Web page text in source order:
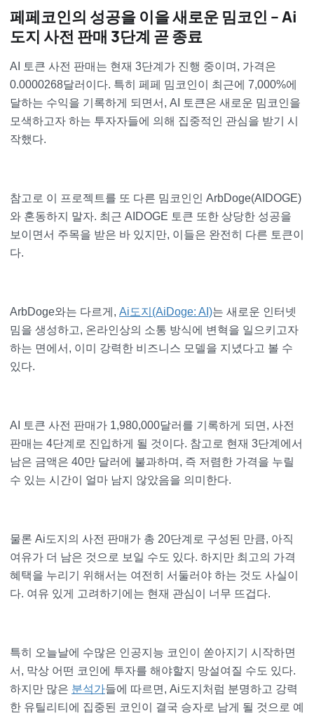
페페코인의 성공을 이을 새로운 밈코인 – Ai
도지 사전 판매 3단계 곧 종료
AI 토큰 사전 판매는 현재 3단계가 진행 중이며, 가격은
0.0000268달러이다. 특히 페페 밈코인이 최근에 7,000%에
달하는 수익을 기록하게 되면서, AI 토큰은 새로운 밈코인을
모색하고자 하는 투자자들에 의해 집중적인 관심을 받기 시
작했다.
참고로 이 프로젝트를 또 다른 밈코인인 ArbDoge(AIDOGE)
와 혼동하지 말자. 최근 AIDOGE 토큰 또한 상당한 성공을
보이면서 주목을 받은 바 있지만, 이들은 완전히 다른 토큰이
다.
ArbDoge와는 다르게, Ai도지(AiDoge: AI)는 새로운 인터넷
밈을 생성하고, 온라인상의 소통 방식에 변혁을 일으키고자
하는 면에서, 이미 강력한 비즈니스 모델을 지녔다고 볼 수
있다.
AI 토큰 사전 판매가 1,980,000달러를 기록하게 되면, 사전
판매는 4단계로 진입하게 될 것이다. 참고로 현재 3단계에서
남은 금액은 40만 달러에 불과하며, 즉 저렴한 가격을 누릴
수 있는 시간이 얼마 남지 않았음을 의미한다.
물론 Ai도지의 사전 판매가 총 20단계로 구성된 만큼, 아직
여유가 더 남은 것으로 보일 수도 있다. 하지만 최고의 가격
혜택을 누리기 위해서는 여전히 서둘러야 하는 것도 사실이
다. 여유 있게 고려하기에는 현재 관심이 너무 뜨겁다.
특히 오늘날에 수많은 인공지능 코인이 쏟아지기 시작하면
서, 막상 어떤 코인에 투자를 해야할지 망설여질 수도 있다.
하지만 많은 분석가들에 따르면, Ai도지처럼 분명하고 강력
한 유틸리티에 집중된 코인이 결국 승자로 남게 될 것으로 예